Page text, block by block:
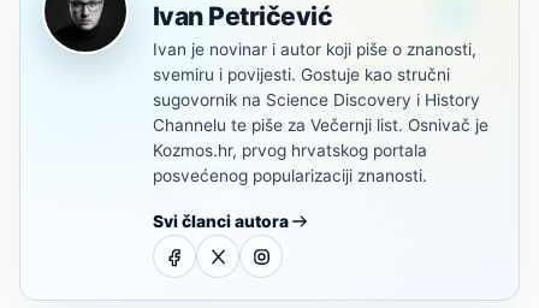
Ivan Petričević
Ivan je novinar i autor koji piše o znanosti,
svemiru i povijesti. Gostuje kao stručni
sugovornik na Science Discovery i History
Channelu te piše za Večernji list. Osnivač je
Kozmos.hr, prvog hrvatskog portala
posvećenog popularizaciji znanosti.
Svi članci autora